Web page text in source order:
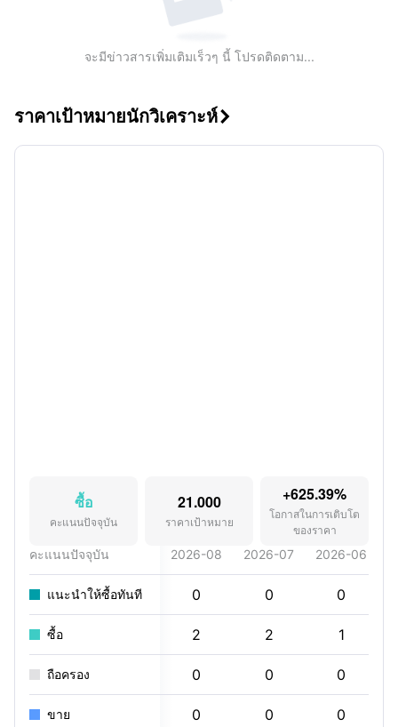
จะมีข่าวสารเพิ่มเติมเร็วๆ นี้ โปรดติดตาม...
ราคาเป้าหมายนักวิเคราะห์
ซื้อ
คะแนนปัจจุบัน
21.000
ราคาเป้าหมาย
+625.39%
โอกาสในการเติบโต
ของราคา
คะแนนปัจจุบัน 2026-08 2026-07 2026-06
แนะนำให้ซื้อทันที 0 0 0
ซื้อ 2 2 1
ถือครอง 0 0 0
ขาย 0 0 0